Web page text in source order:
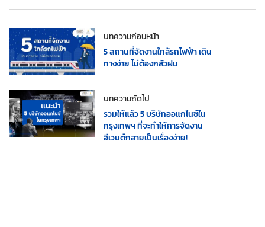
บทความก่อนหน้า
5 สถานที่จัดงานใกล้รถไฟฟ้า เดิน
ทางง่าย ไม่ต้องกลัวฝน
บทความถัดไป
รวมให้แล้ว 5 บริษัทออแกไนซ์ใน
กรุงเทพฯ ที่จะทำให้การจัดงาน
อีเวนต์กลายเป็นเรื่องง่าย!